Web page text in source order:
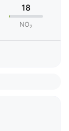
18
NO2